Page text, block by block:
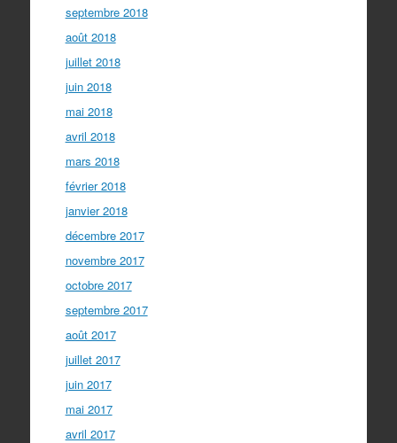
septembre 2018
août 2018
juillet 2018
juin 2018
mai 2018
avril 2018
mars 2018
février 2018
janvier 2018
décembre 2017
novembre 2017
octobre 2017
septembre 2017
août 2017
juillet 2017
juin 2017
mai 2017
avril 2017